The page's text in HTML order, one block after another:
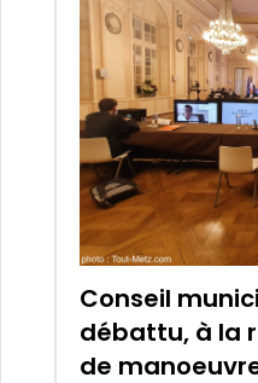
Conseil
débattu, à la
de